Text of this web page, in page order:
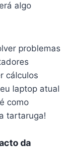
algo
problemas
cálculos
laptop atual
como
tartaruga!
da